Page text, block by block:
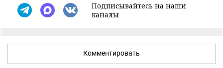
Подписывайтесь на наши
каналы
Комментировать